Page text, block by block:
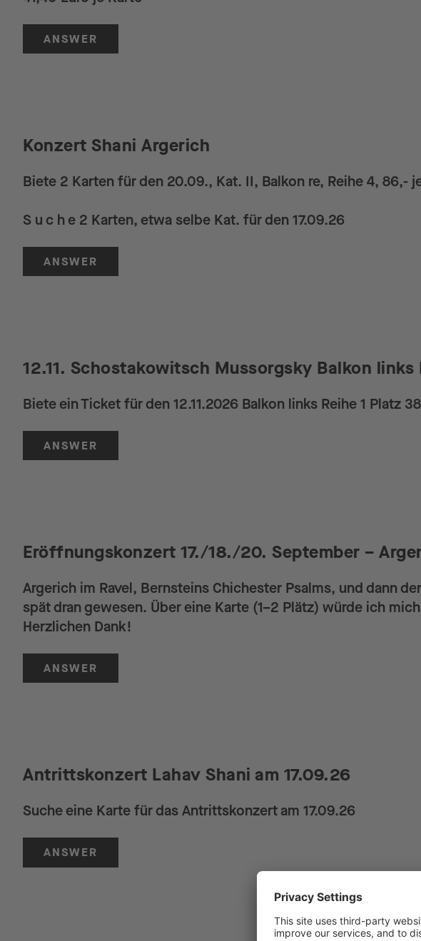
ANSWER
Konzert Shani Argerich
Biete 2 Karten für den 20.09., Kat. II, Balkon re, Reihe 4, 86,-
S u c h e 2 Karten, etwa selbe Kat. für den 17.09.26
ANSWER
12.11. Schostakowitsch Mussorgsky Balkon links
Biete ein Ticket für den 12.11.2026 Balkon links Reihe 1 Platz
ANSWER
Eröffnungskonzert 17./18./20. September –
Argerich im Ravel, Bernsteins Chichester Psalms, und dann
spät dran gewesen. Über eine Karte (1–2 Plätz) würde ich
Herzlichen Dank!
ANSWER
Antrittskonzert Lahav Shani am 17.09.26
Suche eine Karte für das Antrittskonzert am 17.09.26
ANSWER